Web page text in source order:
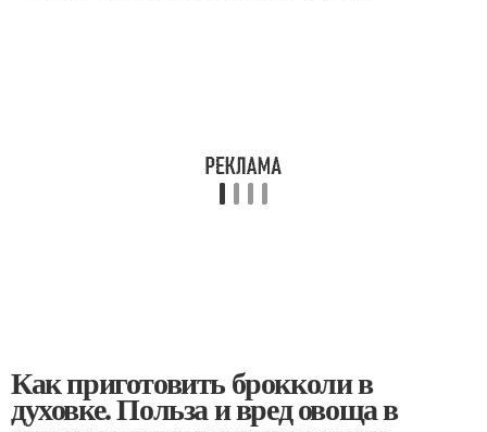
Как приготовить брокколи в
духовке. Польза и вред овоща в